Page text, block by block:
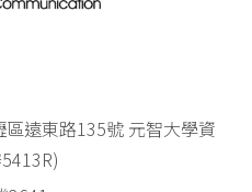
遠東路135號 元智大學資